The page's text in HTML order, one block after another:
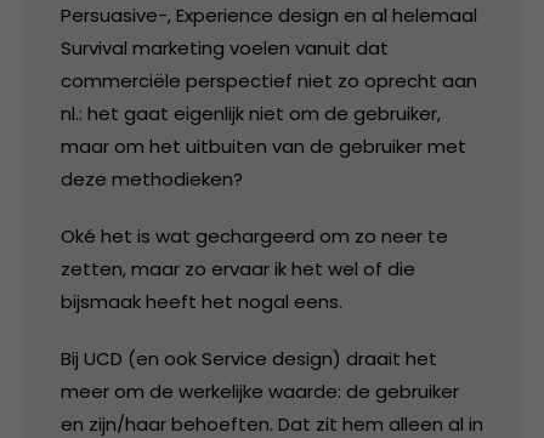
Persuasive-, Experience design en al helemaal
Survival marketing voelen vanuit dat
commerciële perspectief niet zo oprecht aan
nl.: het gaat eigenlijk niet om de gebruiker,
maar om het uitbuiten van de gebruiker met
deze methodieken?
Oké het is wat gechargeerd om zo neer te
zetten, maar zo ervaar ik het wel of die
bijsmaak heeft het nogal eens.
Bij UCD (en ook Service design) draait het
meer om de werkelijke waarde: de gebruiker
en zijn/haar behoeften. Dat zit hem alleen al in